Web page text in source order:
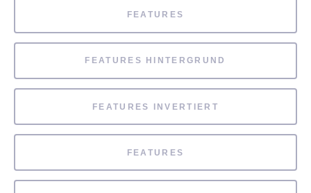
FEATURES
FEATURES HINTERGRUND
FEATURES INVERTIERT
FEATURES